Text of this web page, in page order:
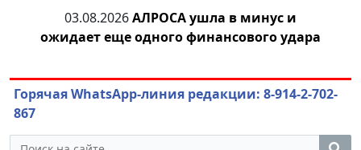
03.08.2026АЛРОСА ушла в минус и
ожидает еще одного финансового удара
Горячая WhatsApp-линия редакции: 8-914-2-702-
867